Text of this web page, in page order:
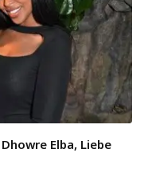
Elba, Liebe